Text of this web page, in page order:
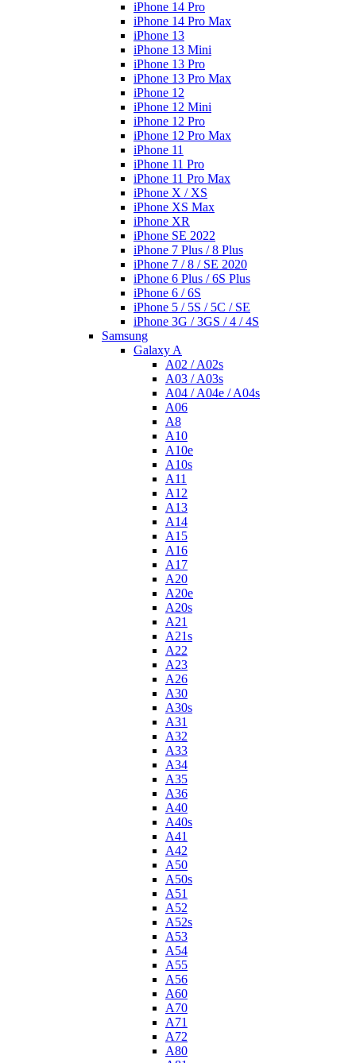
iPhone 14 Pro
iPhone 14 Pro Max
iPhone 13
iPhone 13 Mini
iPhone 13 Pro
iPhone 13 Pro Max
iPhone 12
iPhone 12 Mini
iPhone 12 Pro
iPhone 12 Pro Max
iPhone 11
iPhone 11 Pro
iPhone 11 Pro Max
iPhone X / XS
iPhone XS Max
iPhone XR
iPhone SE 2022
iPhone 7 Plus / 8 Plus
iPhone 7 / 8 / SE 2020
iPhone 6 Plus / 6S Plus
iPhone 6 / 6S
iPhone 5 / 5S / 5C / SE
iPhone 3G / 3GS / 4 / 4S
Samsung
Galaxy A
A02 / A02s
A03 / A03s
A04 / A04e / A04s
A06
A8
A10
A10e
A10s
A11
A12
A13
A14
A15
A16
A17
A20
A20e
A20s
A21
A21s
A22
A23
A26
A30
A30s
A31
A32
A33
A34
A35
A36
A40
A40s
A41
A42
A50
A50s
A51
A52
A52s
A53
A54
A55
A56
A60
A70
A71
A72
A80